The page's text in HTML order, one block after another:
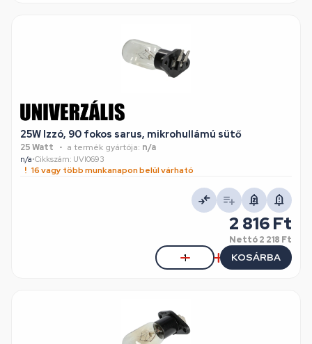
25W Izzó, 90 fokos sarus, mikrohullámú sütő
25 Watt a termék gyártója: n/a
n/a•Cikkszám: UVI0693
16 vagy több munkanapon belül várható
2 816 Ft
Nettó2 218 Ft
KOSÁRBA